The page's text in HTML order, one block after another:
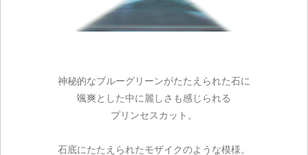
神秘的なブルーグリーンがたたえられた石に
颯爽とした中に麗しさも感じられる
プリンセスカット。
石底にたたえられたモザイクのような模様。